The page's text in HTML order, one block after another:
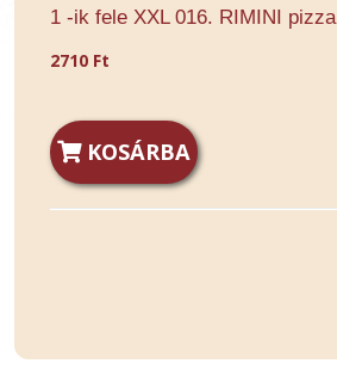
1 -ik fele XXL 016. RIMINI pizza
2710 Ft
KOSÁRBA